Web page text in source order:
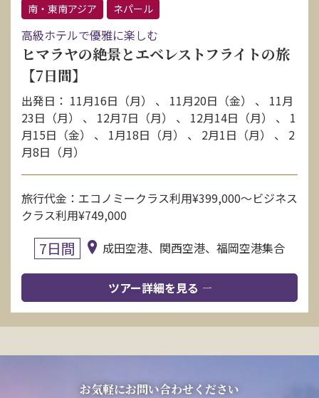
南・東南アジア
ネパール
高級ホテルで優雅に楽しむ
ヒマラヤの絶景とエベレストフライトの旅
【7日間】
出発日： 11月16日（月） 、 11月20日（金） 、 11月
23日（月） 、 12月7日（月） 、 12月14日（月） 、 1
月15日（金） 、 1月18日（月） 、 2月1日（月） 、 2
月8日（月）
旅行代金：エコノミークラス利用¥399,000〜ビジネス
クラス利用¥749,000
7日間 成田空港、関西空港、福岡空港集合
ツアー詳細を見る
お気軽にお問い合わせください